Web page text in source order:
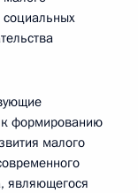
социальных
к формированию
малого
являющегося